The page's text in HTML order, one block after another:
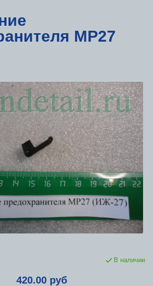
МР27
В наличии
420.00 руб